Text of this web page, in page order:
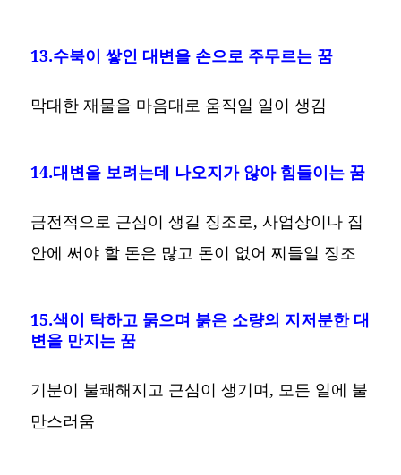
13.수북이 쌓인 대변을 손으로 주무르는 꿈
막대한 재물을 마음대로 움직일 일이 생김
14.대변을 보려는데 나오지가 않아 힘들이는 꿈
금전적으로 근심이 생길 징조로, 사업상이나 집
안에 써야 할 돈은 많고 돈이 없어 찌들일 징조
15.색이 탁하고 묽으며 붉은 소량의 지저분한 대
변을 만지는 꿈
기분이 불쾌해지고 근심이 생기며, 모든 일에 불
만스러움